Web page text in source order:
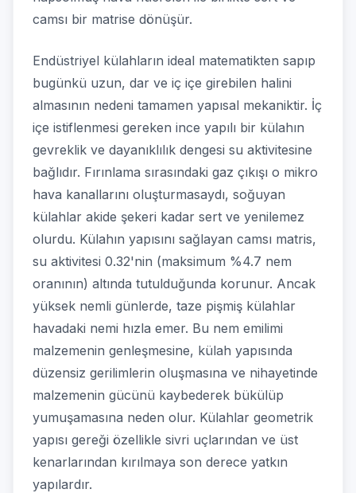
camsı bir matrise dönüşür.
Endüstriyel külahların ideal matematikten sapıp
bugünkü uzun, dar ve iç içe girebilen halini
almasının nedeni tamamen yapısal mekaniktir. İç
içe istiflenmesi gereken ince yapılı bir külahın
gevreklik ve dayanıklılık dengesi su aktivitesine
bağlıdır. Fırınlama sırasındaki gaz çıkışı o mikro
hava kanallarını oluşturmasaydı, soğuyan
külahlar akide şekeri kadar sert ve yenilemez
olurdu. Külahın yapısını sağlayan camsı matris,
su aktivitesi 0.32'nin (maksimum %4.7 nem
oranının) altında tutulduğunda korunur. Ancak
yüksek nemli günlerde, taze pişmiş külahlar
havadaki nemi hızla emer. Bu nem emilimi
malzemenin genleşmesine, külah yapısında
düzensiz gerilimlerin oluşmasına ve nihayetinde
malzemenin gücünü kaybederek bükülüp
yumuşamasına neden olur. Külahlar geometrik
yapısı gereği özellikle sivri uçlarından ve üst
kenarlarından kırılmaya son derece yatkın
yapılardır.